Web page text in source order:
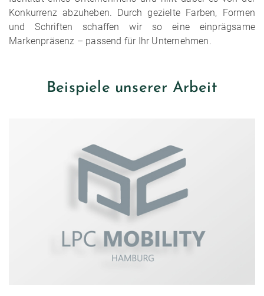
Konkurrenz abzuheben. Durch gezielte Farben, Formen
und Schriften schaffen wir so eine einprägsame
Markenpräsenz – passend für Ihr Unternehmen.
Beispiele unserer Arbeit